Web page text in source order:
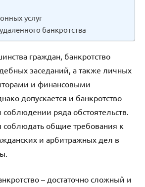
услуг
банкротства
граждан, банкротство
заседаний, а также личных
и финансовыми
допускается и банкротство
соблюдении ряда обстоятельств.
общие требования к
и арбитражных дел в
– достаточно сложный и